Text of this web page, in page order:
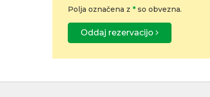
Polja označena z * so obvezna.
Oddaj rezervacijo